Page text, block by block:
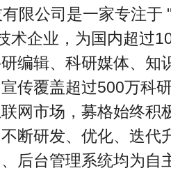
公司是一家专注于 "
术企业，为国内超过
编辑、科研媒体、知
传覆盖超过500万科
网市场，募格始终积
断研发、优化、迭代
后台管理系统均为自